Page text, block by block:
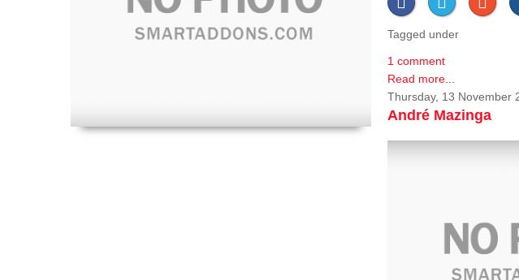
Tagged under
1 comment
Read more...
Thursday, 13 November
André Mazinga